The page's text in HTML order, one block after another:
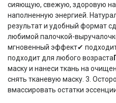
сияющую, свежую, здоровую
наполненную энергией.
результат и удобный формат
любимой палочкой-
мгновенный эффект✔
подходит для любого возраста
маску и нанеси ткань на
снять тканевую маску. 3.
вмассировать остатки